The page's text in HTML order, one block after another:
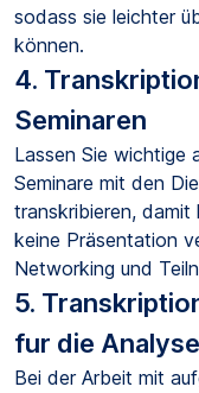
sodass sie leichter
können.
4.
Seminaren
Lassen Sie wichtige
Seminare mit den
transkribieren,
keine Präsentation
Networking und
5.
fur die Analyse
Bei der Arbeit mit